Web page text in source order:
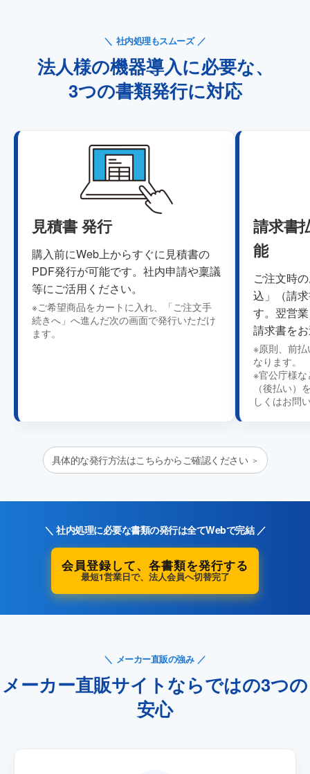
社内処理もスムーズ
法人様の機器導入に必要な、
3つの書類発行に対応
見積書 発行
購入前にWeb上からすぐに見積書の
PDF発行が可能です。社内申請や稟議
等にご活用ください。
※ご希望商品をカートに入れ、「ご注文手
続きへ」へ進んだ次の画面で発行いただけ
ます。
請求書
能
ご注文時
込」（請
す。翌営
請求書を
※原則、前
なります。
※官公庁様
（後払い）
しくはお問
具体的な発行方法はこちらからご確認ください
＼ 社内処理に必要な書類の発行は全てWebで完結 ／
会員登録して、各書類を発行する
最短1営業日で、法人会員へ切替完了
メーカー直販の強み
メーカー直販サイトならではの3つの
安心